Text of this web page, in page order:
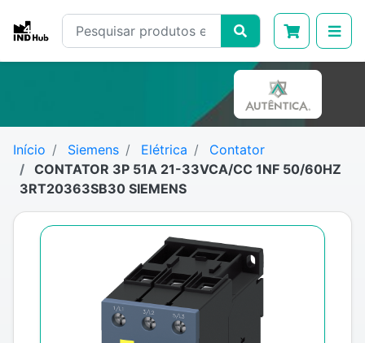
Início Siemens Elétrica
Contator
CONTATOR 3P 51A 21-33VCA/CC 1NF 50/60HZ
3RT20363SB30 SIEMENS